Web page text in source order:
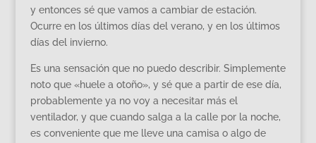
y entonces sé que vamos a cambiar de estación.
Ocurre en los últimos días del verano, y en los últimos
días del invierno.
Es una sensación que no puedo describir. Simplemente
noto que «huele a otoño», y sé que a partir de ese día,
probablemente ya no voy a necesitar más el
ventilador, y que cuando salga a la calle por la noche,
es conveniente que me lleve una camisa o algo de